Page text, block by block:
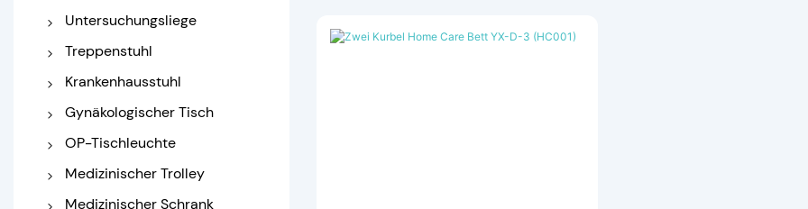
Übertragungswagen
Tragewagen
Untersuchungsliege
Medizinische Couch
Elektrische
Treppenstuhl
Manueller Treppenstuhl
Elektrischer Treppenstuhl
Krankenhausstuhl
Infusionsstuhl
Dialyse-Lehrstuhl
Krankenhaus-Liegestuhl
Wartestuhl im
Gynäkologischer Tisch
Entbindungsbett
Gynäkologischer
OP-Tischleuchte
Operationstabelle
OP-Licht
Medizinischer Trolley
Krankenhauswagen aus
Medizinischer Schrank